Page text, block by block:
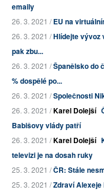
emaily
26. 3. 2021 /EU na
26. 3. 2021 /Hlídejte vývoz
pak zbu...
26. 3. 2021 /Španělsko do
% dospělé po...
26. 3. 2021 /Společnosti
26. 3. 2021 /Karel Dolejší
Babišovy vlády patří
26. 3. 2021 /Karel Dolejší
televizi je na dosah ruky
25. 3. 2021 /ČR: Stále
25. 3. 2021 /Zdraví